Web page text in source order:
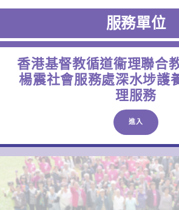
服務單位
香港基督教循道衞理聯合
楊震社會服務處深水埗護
理服務
進入